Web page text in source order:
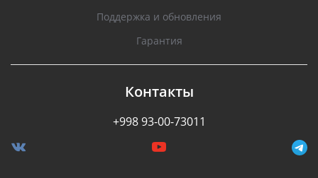
Поддержка и обновления
Гарантия
Контакты
+998 93-00-73011